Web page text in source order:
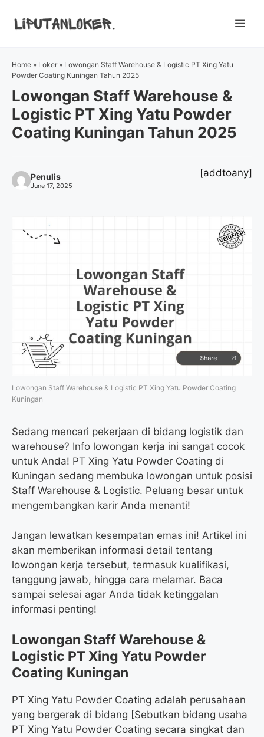
Home » Loker » Lowongan Staff Warehouse & Logistic PT Xing Yatu
Powder Coating Kuningan Tahun 2025
Lowongan Staff Warehouse &
Logistic PT Xing Yatu Powder
Coating Kuningan Tahun 2025
Penulis
June 17, 2025
[addtoany]
Lowongan Staff Warehouse & Logistic PT Xing Yatu Powder Coating
Kuningan
Sedang mencari pekerjaan di bidang logistik dan
warehouse? Info lowongan kerja ini sangat cocok
untuk Anda! PT Xing Yatu Powder Coating di
Kuningan sedang membuka lowongan untuk posisi
Staff Warehouse & Logistic. Peluang besar untuk
mengembangkan karir Anda menanti!
Jangan lewatkan kesempatan emas ini! Artikel ini
akan memberikan informasi detail tentang
lowongan kerja tersebut, termasuk kualifikasi,
tanggung jawab, hingga cara melamar. Baca
sampai selesai agar Anda tidak ketinggalan
informasi penting!
Lowongan Staff Warehouse &
Logistic PT Xing Yatu Powder
Coating Kuningan
PT Xing Yatu Powder Coating adalah perusahaan
yang bergerak di bidang [Sebutkan bidang usaha
PT Xing Yatu Powder Coating secara singkat dan